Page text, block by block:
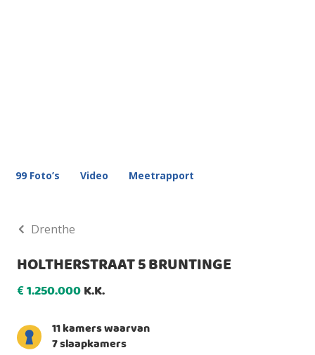
99 Foto’s Video Meetrapport
Drenthe
HOLTHERSTRAAT 5 BRUNTINGE
€1.250.000K.K.
11 kamers waarvan
7 slaapkamers